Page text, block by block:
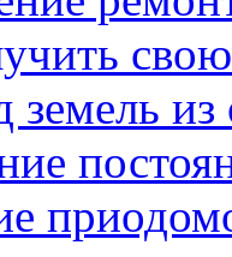
земель